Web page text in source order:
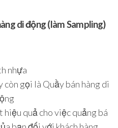
di động (làm Sampling)
nhựa
gọi là Quầy bán hàng di
hiệu quả cho việc quảng bá